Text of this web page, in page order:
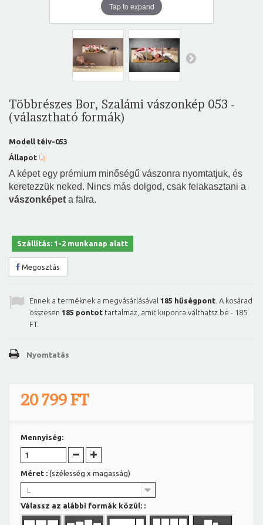
Tap to expand
Többrészes Bor, Szalámi vászonkép 053 -
(választható formák)
Modell téiv-053
Állapot Új
A képet egy prémium minőségű vászonra nyomtatjuk, és
keretezzük neked. Nincs más dolgod, csak felakasztani a
vászonképet a falra.
Szállítás: 1-2 munkanap alatt
Megosztás
Ennek a terméknek a megvásárlásával 185 hűségpont . A kosárad
összesen 185 pontot tartalmaz, amit kuponra válthatsz be - 185
FT.
Nyomtatás
20 799 FT
Mennyiség:
Méret : (szélesség x magasság)
L
Válassz az alábbi formák közül: :